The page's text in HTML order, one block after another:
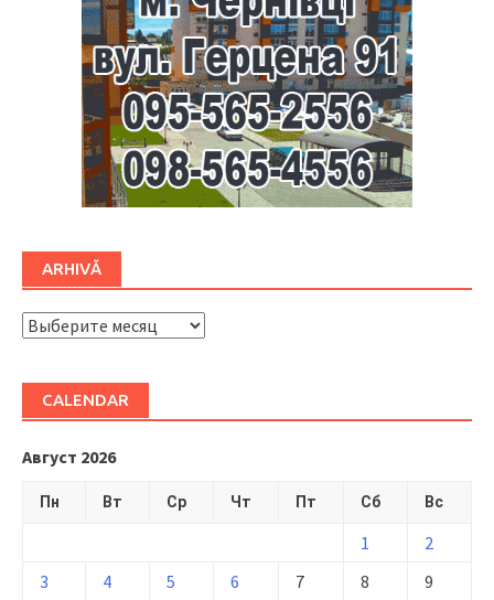
ARHIVĂ
ARHIVĂ
CALENDAR
Август 2026
Пн Вт Ср Чт Пт Сб Вс
1
2
3
4 5 6 7 8
9